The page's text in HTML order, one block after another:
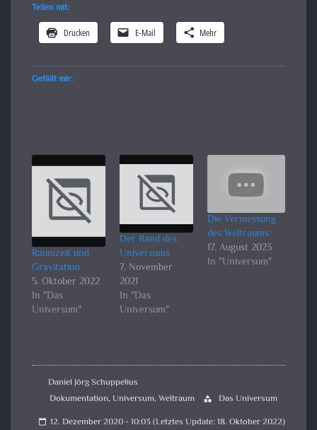
Teilen mit:
Drucken E-Mail Mehr
Gefällt mir:
Raumzeit und
Gravitation
5. Oktober 2022
In "Das
Universum"
Der Rand des
Universums
7. November
2021
In "Das
Universum"
Die Vermessung
des Weltraums
17. August 2023
In "Universum"
Daniel Jörg Schuppelius
Dokumentation,Universum,Weltraum category Das Universum
calendar_today 12. Dezember 2020 - 10:03 (Letztes Update: 18. Oktober 2022)